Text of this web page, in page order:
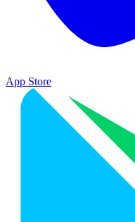
App Store